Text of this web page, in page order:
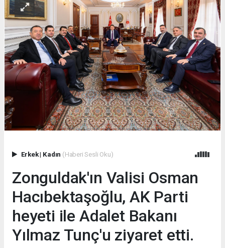
Erkek| Kadın (Haberi Sesli Oku)
Zonguldak'ın Valisi Osman
Hacıbektaşoğlu, AK Parti
heyeti ile Adalet Bakanı
Yılmaz Tunç'u ziyaret etti.